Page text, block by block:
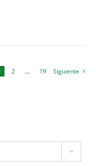
2 … 19 Siguiente